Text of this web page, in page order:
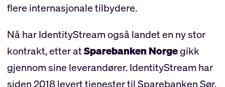
flere internasjonale tilbydere.
Nå har IdentityStream også landet en ny stor
kontrakt, etter atSparebanken Norgegikk
gjennom sine leverandører. IdentityStream har
siden 2018 levert tjenester til Sparebanken Sør,